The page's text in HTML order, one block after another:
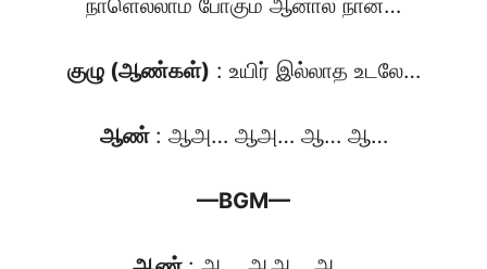
குழு (ஆண்கள்) : உயிர் இல்லாத உடலே…
ஆண் : ஆஅ… ஆஅ… ஆ… ஆ…
—BGM—